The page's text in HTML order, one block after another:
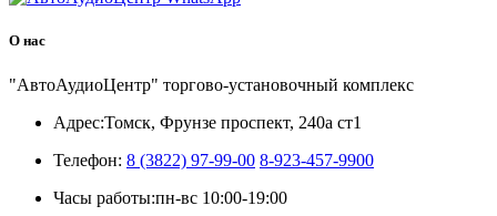
О нас
"АвтоАудиоЦентр" торгово-установочный комплекс
Адрес:Томск, Фрунзе проспект, 240а ст1
Телефон: 8 (3822) 97-99-00 8-923-457-9900
Часы работы:пн-вс 10:00-19:00